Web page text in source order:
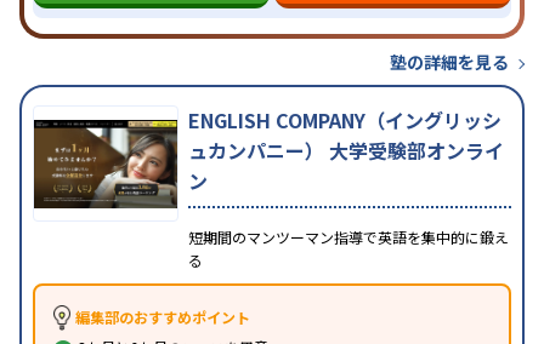
塾の詳細を見る
ENGLISH COMPANY（イングリッシ
ュカンパニー） 大学受験部オンライ
ン
短期間のマンツーマン指導で英語を集中的に鍛え
る
編集部のおすすめポイント